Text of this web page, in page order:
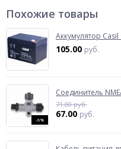
Похожие товары
Аккумулятор
105.00 руб.
-6%
Соединитель
71.00 руб.
67.00 руб.